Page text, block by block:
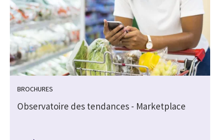
BROCHURES
Observatoire des tendances - Marketplace